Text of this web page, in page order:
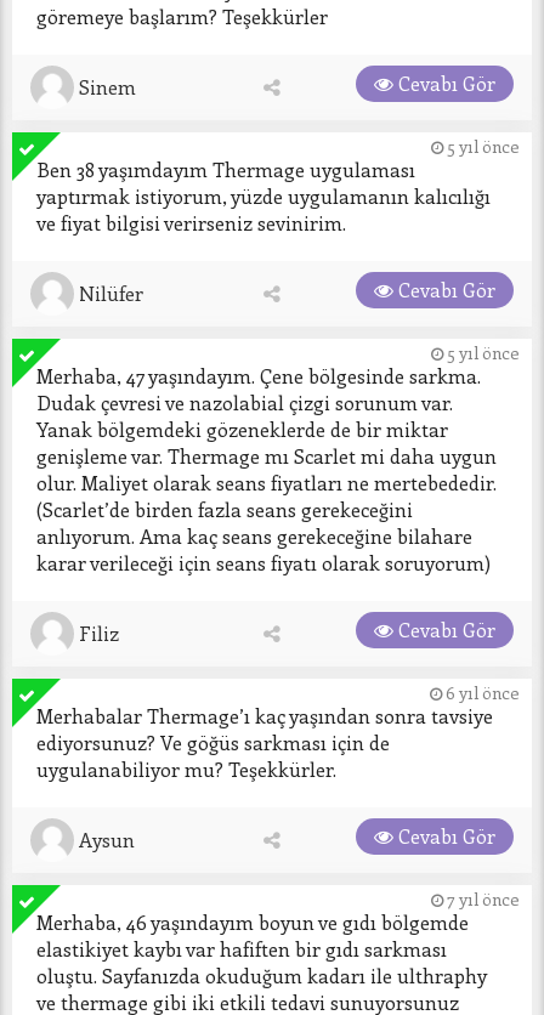
göremeye başlarım? Teşekkürler
Sinem Cevabı Gör
5 yıl önce
Ben 38 yaşımdayım Thermage uygulaması
yaptırmak istiyorum, yüzde uygulamanın kalıcılığı
ve fiyat bilgisi verirseniz sevinirim.
Nilüfer Cevabı Gör
5 yıl önce
Merhaba, 47 yaşındayım. Çene bölgesinde sarkma.
Dudak çevresi ve nazolabial çizgi sorunum var.
Yanak bölgemdeki gözeneklerde de bir miktar
genişleme var. Thermage mı Scarlet mi daha uygun
olur. Maliyet olarak seans fiyatları ne mertebededir.
(Scarlet’de birden fazla seans gerekeceğini
anlıyorum. Ama kaç seans gerekeceğine bilahare
karar verileceği için seans fiyatı olarak soruyorum)
Filiz Cevabı Gör
6 yıl önce
Merhabalar Thermage’ı kaç yaşından sonra tavsiye
ediyorsunuz? Ve göğüs sarkması için de
uygulanabiliyor mu? Teşekkürler.
Aysun Cevabı Gör
7 yıl önce
Merhaba, 46 yaşındayım boyun ve gıdı bölgemde
elastikiyet kaybı var hafiften bir gıdı sarkması
oluştu. Sayfanızda okuduğum kadarı ile ulthraphy
ve thermage gibi iki etkili tedavi sunuyorsunuz